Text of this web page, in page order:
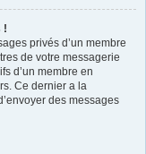
!
privés d’un membre
de votre messagerie
d’un membre en
Ce dernier a la
des messages